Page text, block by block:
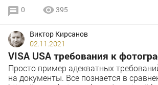
0 395
Виктор Кирсанов
02.11.2021
VISA USA требования к
Просто пример адекватных
на документы. Все познается в